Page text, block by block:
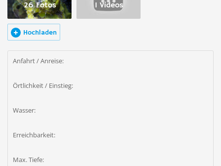
26 Fotos 1 Videos
Hochladen
Anfahrt / Anreise:
Örtlichkeit / Einstieg:
Wasser:
Erreichbarkeit:
Max. Tiefe: